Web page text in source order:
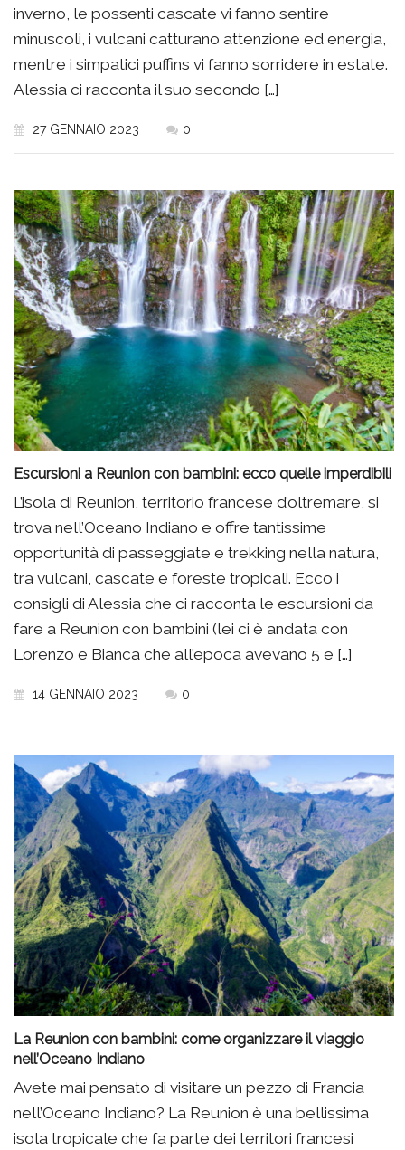
inverno, le possenti cascate vi fanno sentire
minuscoli, i vulcani catturano attenzione ed energia,
mentre i simpatici puffins vi fanno sorridere in estate.
Alessia ci racconta il suo secondo […]
27 GENNAIO 2023 0
Escursioni a Reunion con bambini: ecco quelle imperdibili
L’isola di Reunion, territorio francese d’oltremare, si
trova nell’Oceano Indiano e offre tantissime
opportunità di passeggiate e trekking nella natura,
tra vulcani, cascate e foreste tropicali. Ecco i
consigli di Alessia che ci racconta le escursioni da
fare a Reunion con bambini (lei ci è andata con
Lorenzo e Bianca che all’epoca avevano 5 e […]
14 GENNAIO 2023 0
La Reunion con bambini: come organizzare il viaggio
nell’Oceano Indiano
Avete mai pensato di visitare un pezzo di Francia
nell’Oceano Indiano? La Reunion è una bellissima
isola tropicale che fa parte dei territori francesi